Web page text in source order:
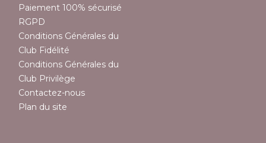
Paiement 100% sécurisé
RGPD
Conditions Générales du
Club Fidélité
Conditions Générales du
Club Privilège
Contactez-nous
Plan du site